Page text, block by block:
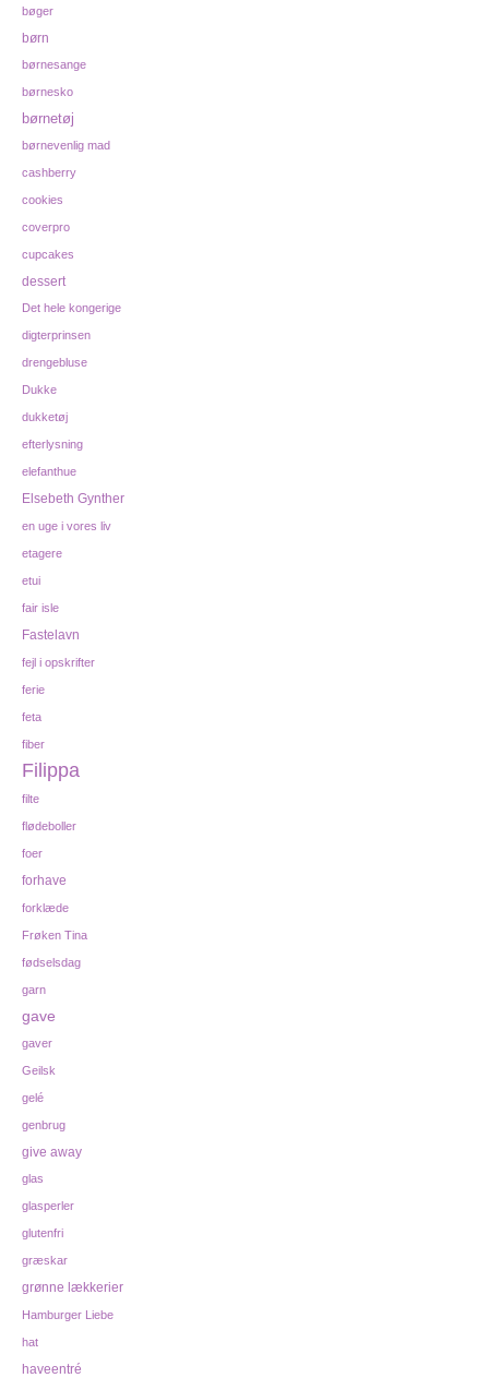
bøger
børn
børnesange
børnesko
børnetøj
børnevenlig mad
cashberry
cookies
coverpro
cupcakes
dessert
Det hele kongerige
digterprinsen
drengebluse
Dukke
dukketøj
efterlysning
elefanthue
Elsebeth Gynther
en uge i vores liv
etagere
etui
fair isle
Fastelavn
fejl i opskrifter
ferie
feta
fiber
Filippa
filte
flødeboller
foer
forhave
forklæde
Frøken Tina
fødselsdag
garn
gave
gaver
Geilsk
gelé
genbrug
give away
glas
glasperler
glutenfri
græskar
grønne lækkerier
Hamburger Liebe
hat
haveentré